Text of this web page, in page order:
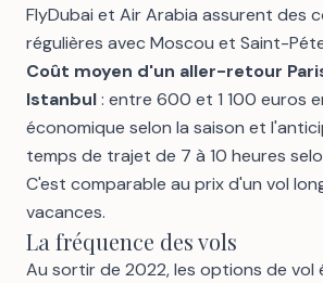
FlyDubai et Air Arabia assurent des
régulières avec Moscou et Saint-
Coût moyen d'un aller-retour
Istanbul: entre 600 et 1 100 euros
économique selon la saison et
temps de trajet de 7 à 10 heures
C'est comparable au prix d'un vol
vacances.
La fréquence des vols
Au sortir de 2022, les options de vol